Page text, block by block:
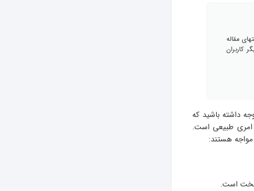
مقاله
کاربران
داشته باشید که
امری طبیعی است.
مواجه هستند:
سخت است.